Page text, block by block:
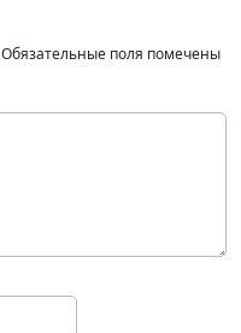
Обязательные поля помечены